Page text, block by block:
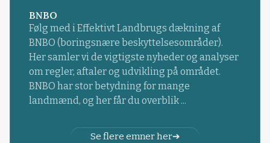
BNBO
Følg med i Effektivt Landbrugs dækning af
BNBO (boringsnære beskyttelsesområder).
Her samler vi de vigtigste nyheder og analyser
om regler, aftaler og udvikling på området.
BNBO har stor betydning for mange
landmænd, og her får du overblik ...
Se flere emner her